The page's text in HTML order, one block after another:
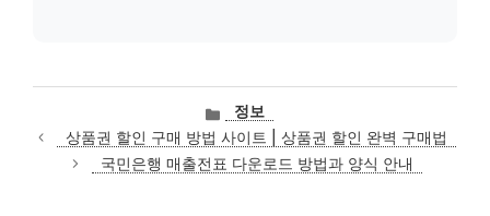
카
테
고
리
정보
상품권 할인 구매 방법 사이트 | 상품권 할인 완벽 구매법
국민은행 매출전표 다운로드 방법과 양식 안내